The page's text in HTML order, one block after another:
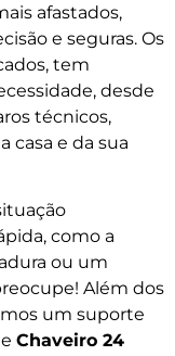
afastados,
e seguras. Os
tem
desde
técnicos,
casa e da sua
como a
ou um
Além dos
um suporte
Chaveiro 24